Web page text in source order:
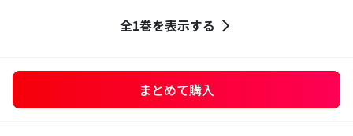
全1巻を表示する
まとめて購入